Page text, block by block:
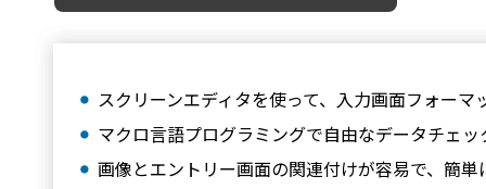
スクリーンエディタを使って、入力画面フォーマ
マクロ言語プログラミングで自由なデータチェ
画像とエントリー画面の関連付けが容易で、簡